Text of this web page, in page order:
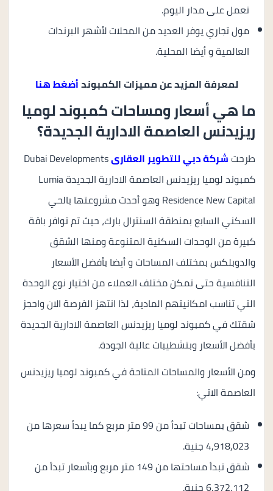
تعمل على مدار اليوم.
مول تجاري يوفر العديد من المحلات لأشهر البرندات
العالمية و أيضا المحلية.
لمعرفة المزيد عن مميزات الكمبوندأضغط هنا
ما هي أسعار ومساحات كمبوند لوميا
ريزيدنس العاصمة الادارية الجديدة؟
طرحتشركة دبي للتطوير العقارىDubai Developments
كمبوند لوميا ريزيدنس العاصمة الادارية الجديدة Lumia
Residence New Capital وهو أحدث مشروعتها بالحي
السكني السابع بمنطقة السنترال بارك، حيث تم توافر باقة
كبيرة من الوحدات السكنية المتنوعة ومنها الشقق
والدوبلكس بمختلف المساحات و أيضا بأفضل الأسعار
التنافسية حتى تمكن مختلف العملاء من اختيار نوع الوحدة
التي تناسب امكانيتهم المادية، لذا انتهز الفرصة الان واحجز
شقتك في كمبوند لوميا ريزيدنس العاصمة الادارية الجديدة
بأفضل الأسعار وبتشطيبات عالية الجودة.
ومن الأسعار والمساحات المتاحة في كمبوند لوميا ريزيدنس
العاصمة الاتي:
شقق بمساحات تبدأ من 99 متر مربع كما يبدأ سعرها من
4,918,023 جنية.
شقق تبدأ مساحتها من 149 متر مربع وبأسعار تبدأ من